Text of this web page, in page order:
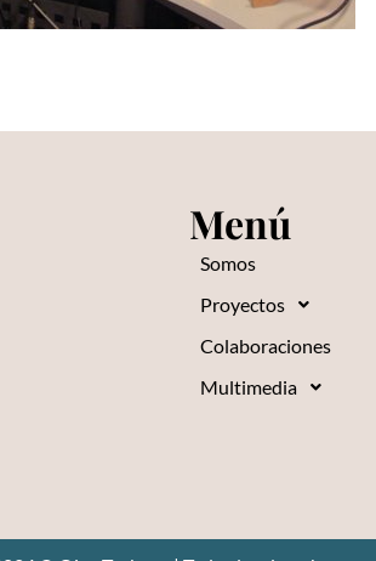
Menú
Somos
Proyectos
Colaboraciones
Multimedia